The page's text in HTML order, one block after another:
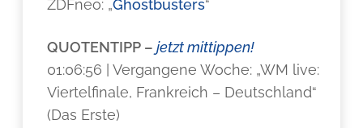
ZDFneo: „Ghostbusters“
QUOTENTIPP –jetzt mittippen!
01:06:56 | Vergangene Woche: „WM live:
Viertelfinale, Frankreich – Deutschland“
(Das Erste)